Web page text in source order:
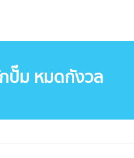
ปั๊ม หมดกังวล